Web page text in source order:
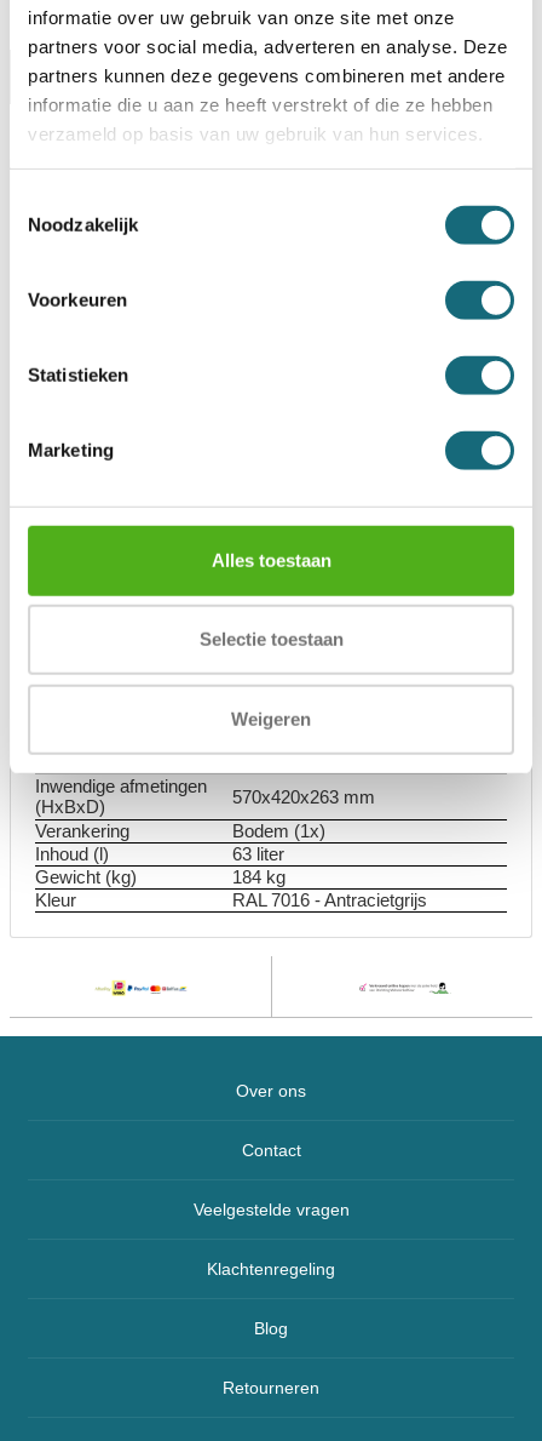
informatie over uw gebruik van onze site met onze
partners voor social media, adverteren en analyse. Deze
partners kunnen deze gegevens combineren met andere
informatie die u aan ze heeft verstrekt of die ze hebben
verzameld op basis van uw gebruik van hun services.
Noodzakelijk
Voorkeuren
Statistieken
Marketing
Alles toestaan
Selectie toestaan
Weigeren
Omschrijving Specificaties Certificaten
Alternatieven Levering Opties
EAN code
Model
dubbelbaard klavierslot met 2
1 legbord in hoogte verstelbaar
Certificaat inbraak
inbraakwerendheid volgens EN
Certificaat brand
brandwerendheid volgens EN
15659 LFS30P
30 minuten
voor
Papier
€ 10.000 contant / € 20.000
kostbaarheden
Deuropening
180 graden
(HxBxD)
650x500x403 mm
Inwendige afmetingen
(HxBxD)
570x420x263 mm
Verankering
Bodem (1x)
Inhoud (l)
63 liter
Gewicht (kg)
184 kg
Kleur
RAL 7016 - Antracietgrijs
Over ons
Contact
Veelgestelde vragen
Klachtenregeling
Blog
Retourneren